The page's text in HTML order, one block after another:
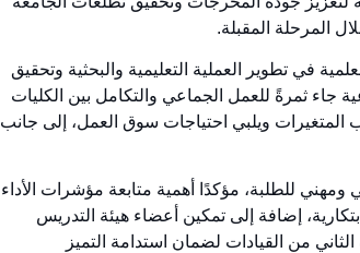
المرحلة المقبلة.
في تطوير العملية التعليمية والبحثية وتحقيق
جاء ثمرةً للعمل الجماعي والتكامل بين الكليات
المتغيرات ويلبي احتياجات سوق العمل، إلى جانب
للطلبة، مؤكدًا أهمية متابعة مؤشرات الأداء
إضافة إلى تمكين أعضاء هيئة التدريس
من القيادات لضمان استدامة التميز